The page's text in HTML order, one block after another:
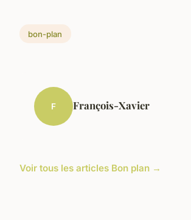
bon-plan
F François-Xavier
Voir tous les articles Bon plan →